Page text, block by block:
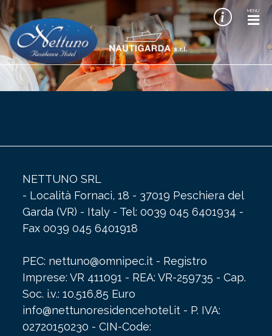
MENU
NETTUNO SRL
- Località Fornaci, 18 - 37019 Peschiera del
Garda (VR) - Italy - Tel: 0039 045 6401934 -
Fax 0039 045 6401918
PEC: nettuno@omnipec.it - Registro
Imprese: VR 411091 - REA: VR-259735 - Cap.
Soc. i.v.: 10.516,85 Euro
info@nettunoresidencehotel.it - P. IVA:
02720150230 - CIN-Code: